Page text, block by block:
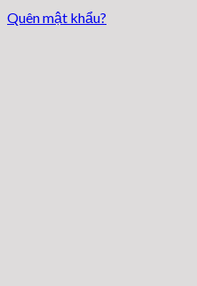
Quên mật khẩu?